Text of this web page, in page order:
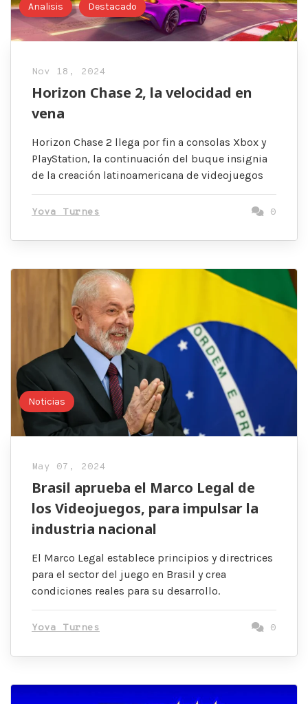
Analisis Destacado
Nov 18, 2024
Horizon Chase 2, la velocidad en
vena
Horizon Chase 2 llega por fin a consolas Xbox y
PlayStation, la continuación del buque insignia
de la creación latinoamericana de videojuegos
Yova Turnes 0
Noticias
May 07, 2024
Brasil aprueba el Marco Legal de
los Videojuegos, para impulsar la
industria nacional
El Marco Legal establece principios y directrices
para el sector del juego en Brasil y crea
condiciones reales para su desarrollo.
Yova Turnes 0